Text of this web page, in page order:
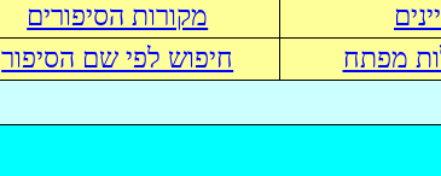
מקורות הסיפורים
מפתח חיפוש לפי שם הסיפור